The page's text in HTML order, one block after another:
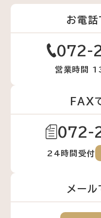
お電話
072-
営業時間
FAX
072-
24時間受付
メー